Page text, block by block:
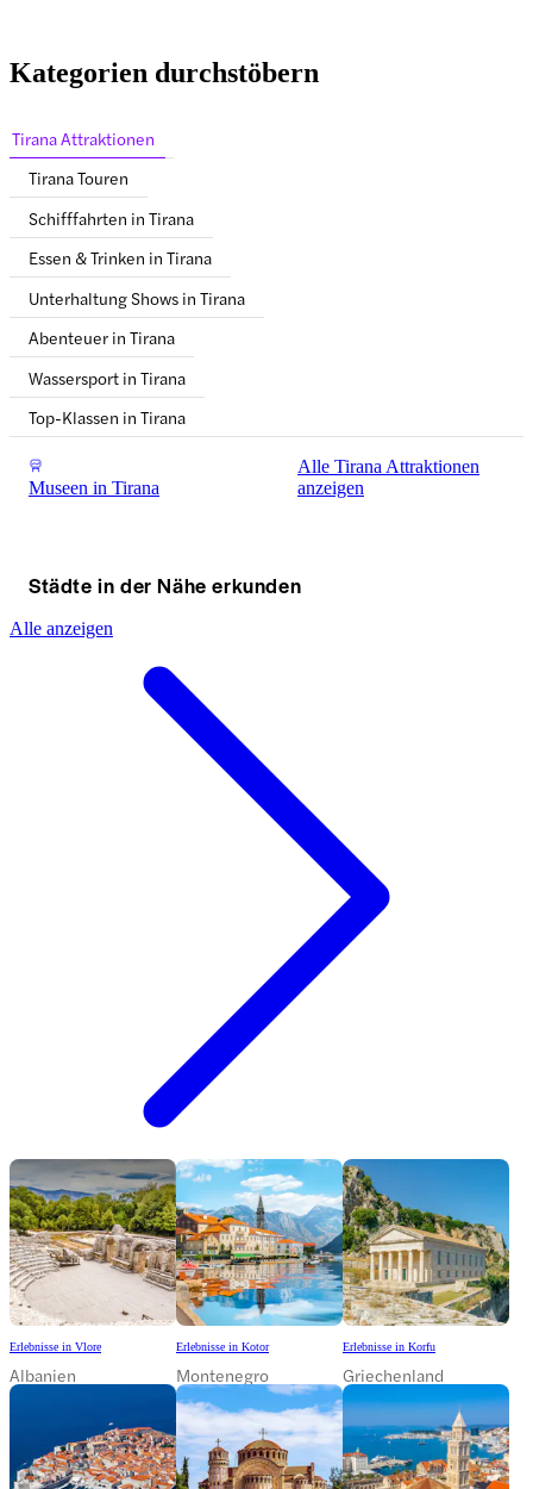
Kategorien durchstöbern
Tirana Attraktionen
Tirana Touren
Schifffahrten in Tirana
Essen & Trinken in Tirana
Unterhaltung Shows in Tirana
Abenteuer in Tirana
Wassersport in Tirana
Top-Klassen in Tirana
Museen in Tirana
Alle Tirana Attraktionen
anzeigen
Städte in der Nähe erkunden
Alle anzeigen
Erlebnisse in Vlore
Albanien
Erlebnisse in Kotor
Montenegro
Erlebnisse in Korfu
Griechenland